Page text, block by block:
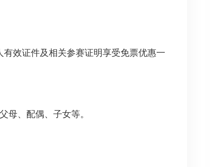
效证件及相关参赛证明享受免票优惠一
母、配偶、子女等。